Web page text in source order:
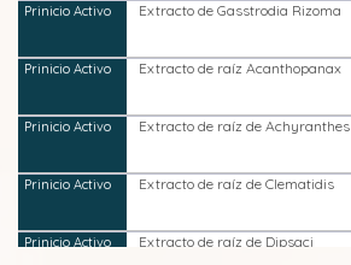
Extracto de Gasstrodia Rizoma
Extracto de raíz Acanthopanax
Extracto de raíz de Achyranthes
Extracto de raíz de Clematidis
Extracto de raíz de Dipsaci